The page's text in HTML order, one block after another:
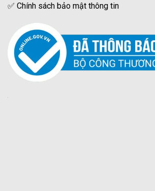
✅ Chính sách bảo mật thông tin